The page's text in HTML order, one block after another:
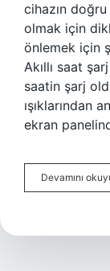
cihazın
olmak için
önlemek için
Akıllı saat
saatin şarj
ışıklarından
ekran
Devamını